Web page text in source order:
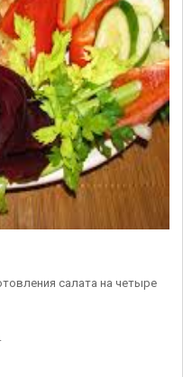
салата на четыре